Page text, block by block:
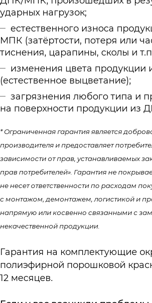
ударных нагрузок;
естественного износа
МПК (затёртости, потеря или
тиснения, царапины, сколы и
изменения цвета
(естественное выцветание);
загрязнения любого типа и
на поверхности продукции из
* Ограниченная гарантия является
производителя и предоставляет
зависимости от прав, устанавливаемых
прав потребителей». Гарантия не
не несет ответственности по расходам
с монтажом, демонтажем, логистикой и
напрямую или косвенно связанными с
некачественной продукции.
Гарантия на комплектующие
полиэфирной порошковой
12 месяцев.